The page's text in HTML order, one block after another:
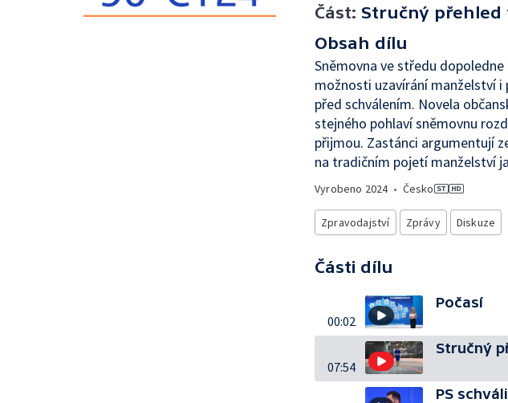
Část: Stručný přehled
Obsah dílu
Sněmovna ve středu
možnosti uzavírání manželství
před schválením. Novela
stejného pohlaví sněmovnu
přijmou. Zastánci argumentují
na tradičním pojetí manželství
Vyrobeno 2024• Česko
Zpravodajství Zprávy Diskuze
Části dílu
00:02
Počasí
07:54
Stručný
PS